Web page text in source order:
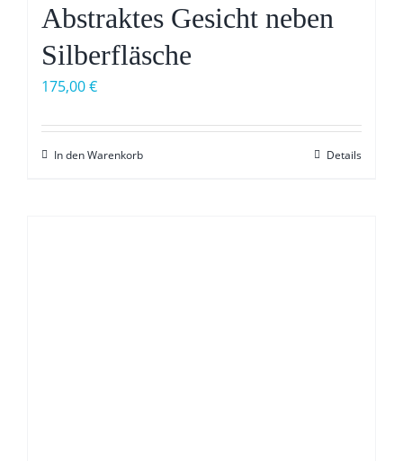
Abstraktes Gesicht neben
Silberfläsche
175,00€
In den Warenkorb Details